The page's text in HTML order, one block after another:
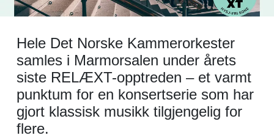
Hele Det Norske Kammerorkester
samles i Marmorsalen under årets
siste RELÆXT-opptreden – et varmt
punktum for en konsertserie som har
gjort klassisk musikk tilgjengelig for
flere.